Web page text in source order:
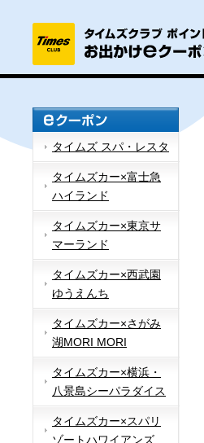
タイムズ スパ・レスタ
タイムズカー×富士急
ハイランド
タイムズカー×東京サ
マーランド
タイムズカー×西武園
ゆうえんち
タイムズカー×さがみ
湖MORI MORI
タイムズカー×横浜・
八景島シーパラダイス
タイムズカー×スパリ
ゾートハワイアンズ